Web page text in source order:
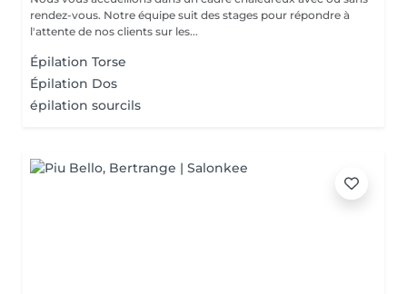
rendez-vous. Notre équipe suit des stages pour répondre à
l'attente de nos clients sur les...
Épilation Torse
Épilation Dos
épilation sourcils